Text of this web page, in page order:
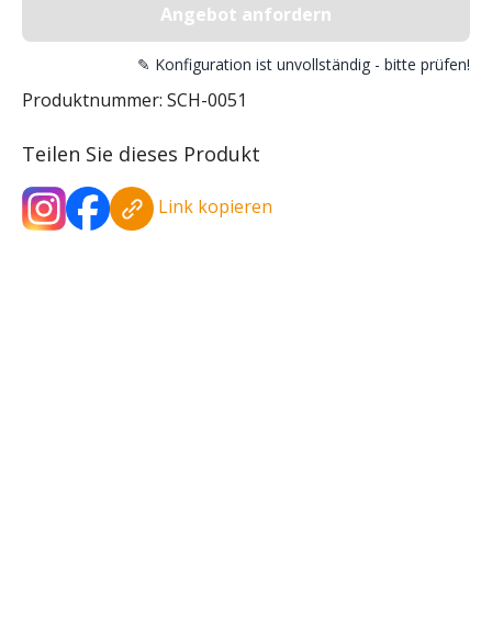
Angebot anfordern
✎ Konfiguration ist unvollständig - bitte prüfen!
Produktnummer: SCH-0051
Teilen Sie dieses Produkt
Link kopieren